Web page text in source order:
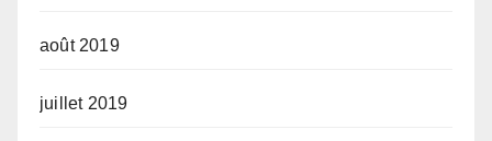
août 2019
juillet 2019